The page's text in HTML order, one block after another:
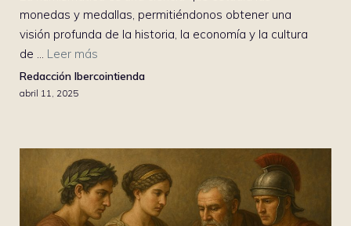
monedas y medallas, permitiéndonos obtener una
visión profunda de la historia, la economía y la cultura
de ... Leer más
Redacción Ibercointienda
abril 11, 2025